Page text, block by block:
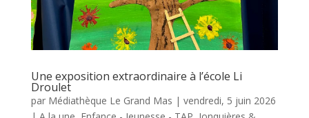
Une exposition extraordinaire à l’école Li
Droulet
par Médiathèque Le Grand Mas | vendredi, 5 juin 2026